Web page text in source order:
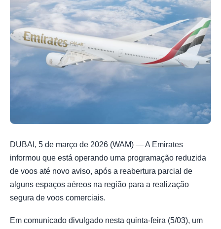
DUBAI, 5 de março de 2026 (WAM) — A Emirates
informou que está operando uma programação reduzida
de voos até novo aviso, após a reabertura parcial de
alguns espaços aéreos na região para a realização
segura de voos comerciais.
Em comunicado divulgado nesta quinta-feira (5/03), um